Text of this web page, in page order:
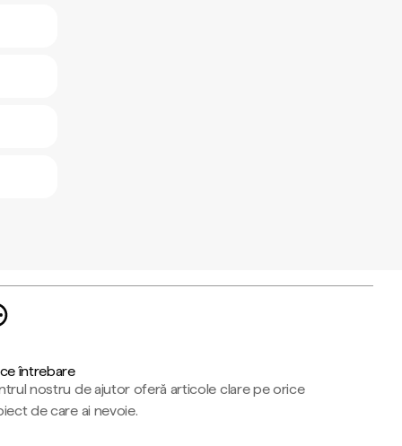
întrebare
nostru de ajutor oferă articole clare pe orice
de care ai nevoie.